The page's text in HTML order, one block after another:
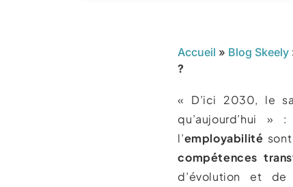
Accueil » Blog Skeely
?
« D’ici 2030, le
qu’aujourd’hui
l’employabilité
compétences
d’évolution et